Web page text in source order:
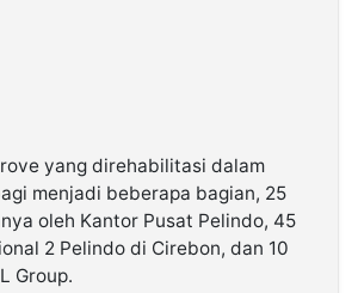
yang direhabilitasi dalam
menjadi beberapa bagian, 25
oleh Kantor Pusat Pelindo, 45
2 Pelindo di Cirebon, dan 10
Group.